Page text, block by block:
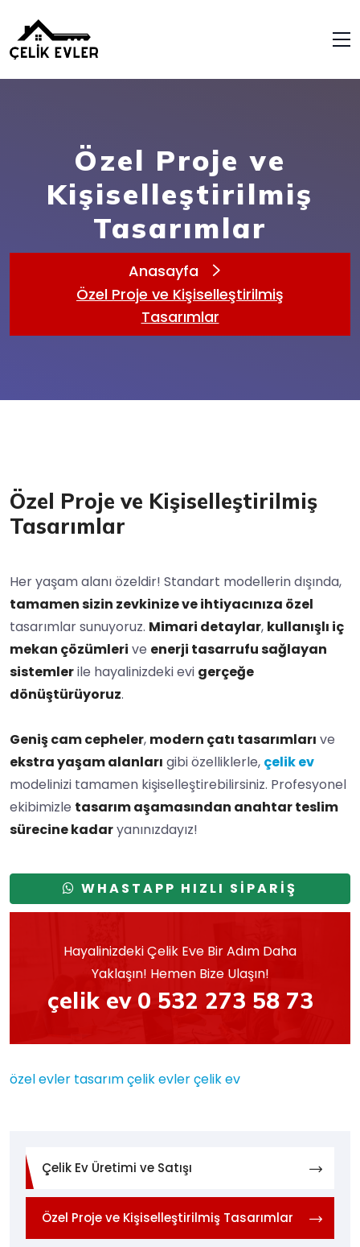
Özel Proje ve
Kişiselleştirilmiş
Tasarımlar
Anasayfa
Özel Proje ve Kişiselleştirilmiş
Tasarımlar
Özel Proje ve Kişiselleştirilmiş
Tasarımlar
Her yaşam alanı özeldir! Standart modellerin dışında,
tamamen sizin zevkinize ve ihtiyacınıza özel
tasarımlar sunuyoruz. Mimari detaylar, kullanışlı iç
mekan çözümleri ve enerji tasarrufu sağlayan
sistemlerile hayalinizdeki evi gerçeğe
dönüştürüyoruz.
Geniş cam cepheler, modern çatı tasarımları ve
ekstra yaşam alanları gibi özelliklerle, çelik ev
modelinizi tamamen kişiselleştirebilirsiniz. Profesyonel
ekibimizle tasarım aşamasından anahtar teslim
sürecine kadaryanınızdayız!
WHASTAPP HIZLI SİPARİŞ
Hayalinizdeki Çelik Eve Bir Adım Daha
Yaklaşın! Hemen Bize Ulaşın!
çelik ev 0 532 273 58 73
özel evler tasarım çelik evlerçelik ev
Çelik Ev Üretimi ve Satışı
Özel Proje ve Kişiselleştirilmiş Tasarımlar